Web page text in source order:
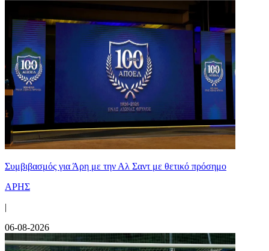
Συμβιβασμός για Άρη με την Αλ Σαντ με θετικό πρόσημο
ΑΡΗΣ
|
06-08-2026